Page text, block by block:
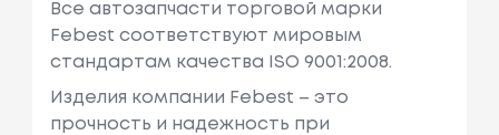
Все автозапчасти торговой марки
Febest соответствуют мировым
стандартам качества ISO 9001:2008.
Изделия компании Febest – это
прочность и надежность при